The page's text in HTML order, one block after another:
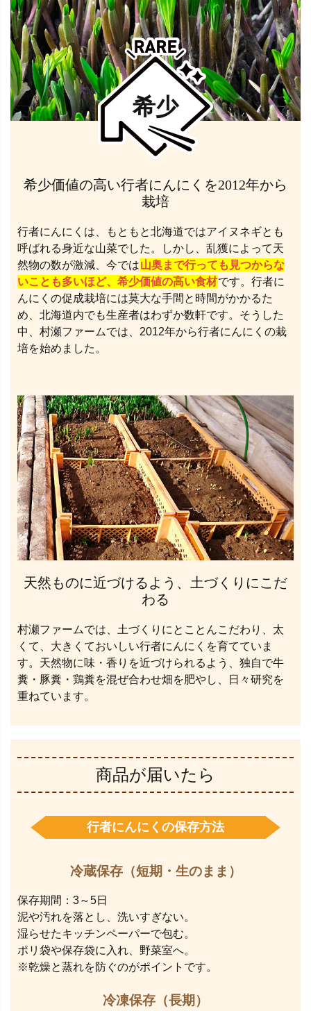
希少
希少価値の高い行者にんにくを2012年から
栽培
行者にんにくは、もともと北海道ではアイヌネギとも
呼ばれる身近な山菜でした。しかし、乱獲によって天
然物の数が激減、今では山奥まで行っても見つからな
いことも多いほど、希少価値の高い食材です。行者に
んにくの促成栽培には莫大な手間と時間がかかるた
め、北海道内でも生産者はわずか数軒です。そうした
中、村瀬ファームでは、2012年から行者にんにくの栽
培を始めました。
天然ものに近づけるよう、土づくりにこだ
わる
村瀬ファームでは、土づくりにとことんこだわり、太
くて、大きくておいしい行者にんにくを育てていま
す。天然物に味・香りを近づけられるよう、独自で牛
糞・豚糞・鶏糞を混ぜ合わせ畑を肥やし、日々研究を
重ねています。
商品が届いたら
行者にんにくの保存方法
冷蔵保存（短期・生のまま）
保存期間：3～5日
泥や汚れを落とし、洗いすぎない。
湿らせたキッチンペーパーで包む。
ポリ袋や保存袋に入れ、野菜室へ。
※乾燥と蒸れを防ぐのがポイントです。
冷凍保存（長期）